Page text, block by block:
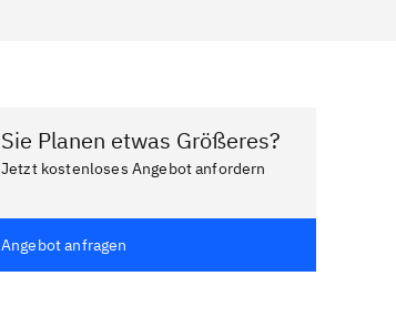
Sie Planen etwas Größeres?
Jetzt kostenloses Angebot anfordern
Angebot anfragen